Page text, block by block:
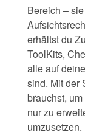
Bereich –
erhältst du
ToolKits,
alle auf
sind. Mit der
brauchst,
nur zu
umzusetzen.